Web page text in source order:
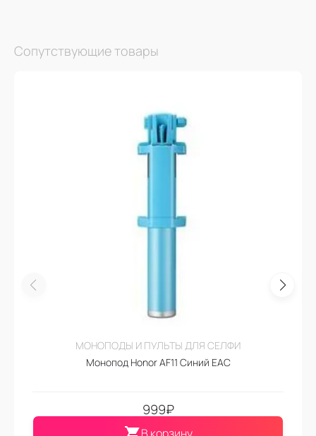
Сопутствующие товары
МОНОПОДЫ И ПУЛЬТЫ ДЛЯ СЕЛФИ
Монопод Honor AF11 Синий EAC
999₽